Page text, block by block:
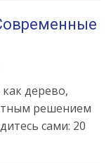
дерево,
решением
сами: 20